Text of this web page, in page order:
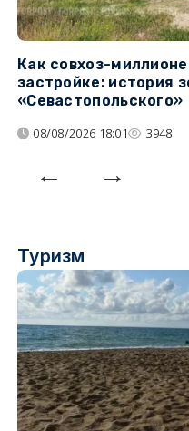
Как совхоз-
застройке: история
«Севастопольского»
08/08/2026 18:01 3948
Туризм